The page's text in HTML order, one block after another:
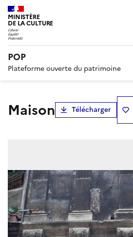
MINISTÈRE
DE LA CULTURE
POP
Plateforme ouverte du patrimoine
maison Télécharger